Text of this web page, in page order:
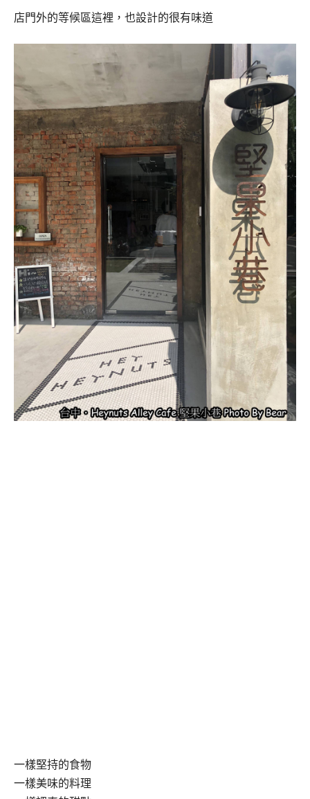
店門外的等候區這裡，也設計的很有味道
一樣堅持的食物
一樣美味的料理